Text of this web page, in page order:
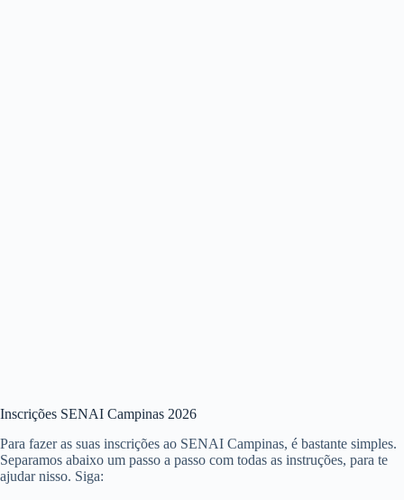
Inscrições SENAI Campinas 2026
Para fazer as suas inscrições ao SENAI Campinas, é bastante simples.
Separamos abaixo um passo a passo com todas as instruções, para te
ajudar nisso. Siga: